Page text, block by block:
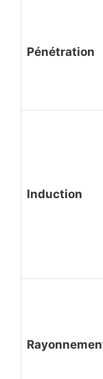
Pénétration
Induction